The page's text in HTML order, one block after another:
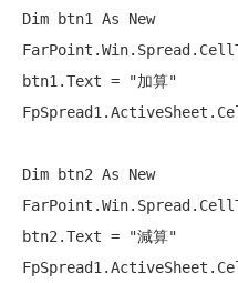
Dim btn1 As
New
btn1.Text =
"加算"
Dim btn2 As
New
btn2.Text =
"減算"